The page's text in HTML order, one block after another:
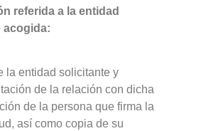
referida a la entidad
acogida:
la entidad solicitante y
de la relación con dicha
de la persona que firma la
así como copia de su